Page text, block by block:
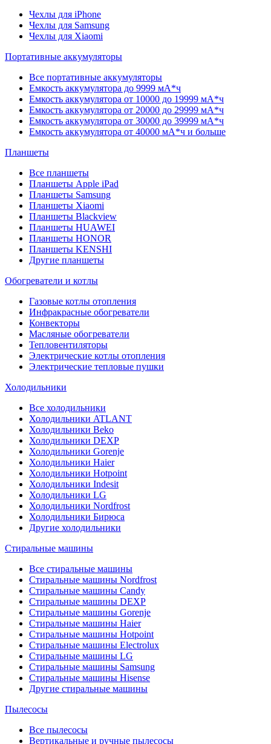
Чехлы для iPhone
Чехлы для Samsung
Чехлы для Xiaomi
Портативные аккумуляторы
Все портативные аккумуляторы
Емкость аккумулятора до 9999 мА*ч
Емкость аккумулятора от 10000 до 19999 мА*ч
Емкость аккумулятора от 20000 до 29999 мА*ч
Емкость аккумулятора от 30000 до 39999 мА*ч
Емкость аккумулятора от 40000 мА*ч и больше
Планшеты
Все планшеты
Планшеты Apple iPad
Планшеты Samsung
Планшеты Xiaomi
Планшеты Blackview
Планшеты HUAWEI
Планшеты HONOR
Планшеты KENSHI
Другие планшеты
Обогреватели и котлы
Газовые котлы отопления
Инфракрасные обогреватели
Конвекторы
Масляные обогреватели
Тепловентиляторы
Электрические котлы отопления
Электрические тепловые пушки
Холодильники
Все холодильники
Холодильники ATLANT
Холодильники Beko
Холодильники DEXP
Холодильники Gorenje
Холодильники Haier
Холодильники Hotpoint
Холодильники Indesit
Холодильники LG
Холодильники Nordfrost
Холодильники Бирюса
Другие холодильники
Стиральные машины
Все стиральные машины
Стиральные машины Nordfrost
Стиральные машины Candy
Стиральные машины DEXP
Стиральные машины Gorenje
Стиральные машины Haier
Стиральные машины Hotpoint
Стиральные машины Electrolux
Стиральные машины LG
Стиральные машины Samsung
Стиральные машины Hisense
Другие стиральные машины
Пылесосы
Все пылесосы
Вертикальные и ручные пылесосы